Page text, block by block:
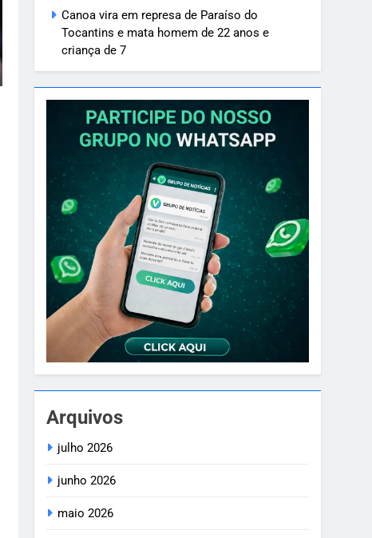
Canoa vira em represa de Paraíso do
Tocantins e mata homem de 22 anos e
criança de 7
Arquivos
julho 2026
junho 2026
maio 2026